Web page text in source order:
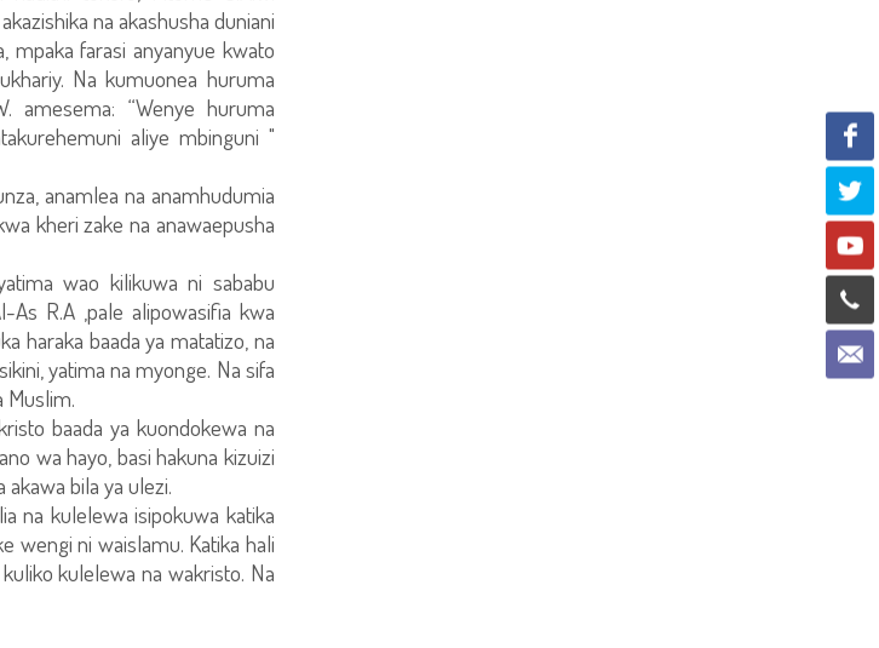
na akashusha duniani
mpaka farasi anyanyue kwato
Na kumuonea huruma
amesema: “Wenye huruma
aliye mbinguni "
anamlea na anamhudumia
kheri zake na anawaepusha
wao kilikuwa ni sababu
R.A ,pale alipowasifia kwa
haraka baada ya matatizo, na
yatima na myonge. Na sifa
Muslim.
baada ya kuondokewa na
wa hayo, basi hakuna kizuizi
bila ya ulezi.
na kulelewa isipokuwa katika
wengi ni waislamu. Katika hali
kulelewa na wakristo. Na